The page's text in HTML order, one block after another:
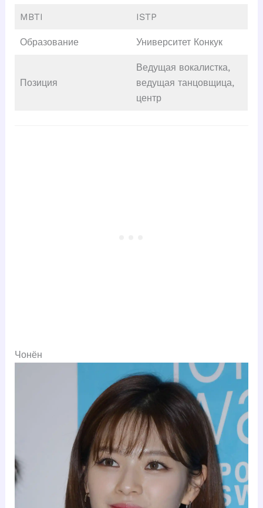
MBTI ISTP
Образование Университет Конкук
Позиция
Ведущая вокалистка,
ведущая танцовщица,
центр
Чонён